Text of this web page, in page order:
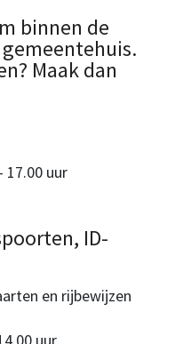
binnen de
Maak dan
17.00 uur
ID-
en rijbewijzen
uur